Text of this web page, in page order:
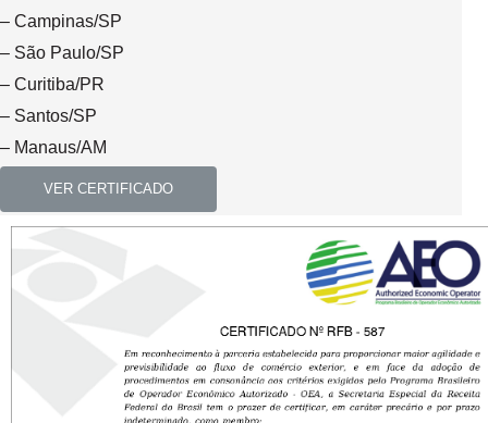
– Campinas/SP
– São Paulo/SP
– Curitiba/PR
– Santos/SP
– Manaus/AM
VER CERTIFICADO
LA CERTIFICACIÓN ELEVA A LA EMPRESA A UNA POSICIÓN DE
SOCIO ESTRATÉGICO DE LA RECEITA FEDERAL DE BRASIL.
SIGNIFICA QUE ES CONFIABLE Y DE BAJO RIESGO AL HACER
DE VENTAJAS COMPETITIVAS AGILIZANDO LAS OPERACIONES DE
UNIDADES CERTIFICADAS: